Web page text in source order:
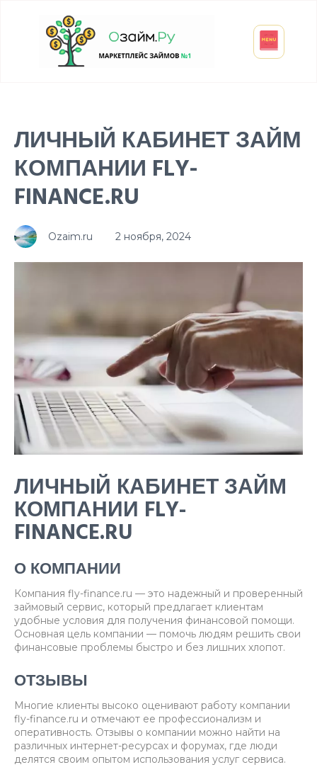
ЛИЧНЫЙ КАБИНЕТ ЗАЙМ
КОМПАНИИ FLY-
FINANCE.RU
Ozaim.ru 2 ноября, 2024
ЛИЧНЫЙ КАБИНЕТ ЗАЙМ
КОМПАНИИ FLY-
FINANCE.RU
О КОМПАНИИ
Компания fly-finance.ru — это надежный и проверенный
займовый сервис, который предлагает клиентам
удобные условия для получения финансовой помощи.
Основная цель компании — помочь людям решить свои
финансовые проблемы быстро и без лишних хлопот.
ОТЗЫВЫ
Многие клиенты высоко оценивают работу компании
fly-finance.ru и отмечают ее профессионализм и
оперативность. Отзывы о компании можно найти на
различных интернет-ресурсах и форумах, где люди
делятся своим опытом использования услуг сервиса.